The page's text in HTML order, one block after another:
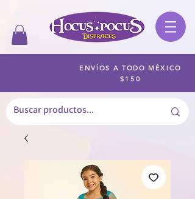
ENVÍOS A TODO MÉXICO
$150